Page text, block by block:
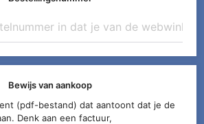
Bewijs van aankoop
(pdf-bestand) dat aantoont dat je de
Denk aan een factuur,